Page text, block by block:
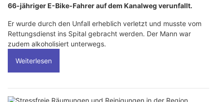
66-jähriger E-Bike-Fahrer auf dem Kanalweg verunfallt.
Er wurde durch den Unfall erheblich verletzt und musste vom
Rettungsdienst ins Spital gebracht werden. Der Mann war
zudem alkoholisiert unterwegs.
Weiterlesen